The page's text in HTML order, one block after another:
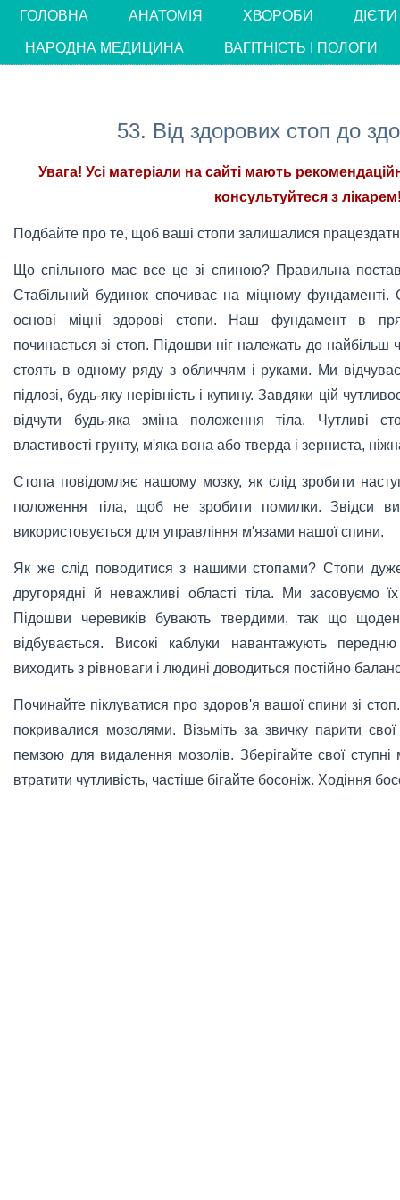
ГОЛОВНА АНАТОМІЯ ХВОРОБИ ДІЄТИ
НАРОДНА МЕДИЦИНА ВАГІТНІСТЬ І ПОЛОГИ
53. Від здорових стоп до
Увага! Усі матеріали на сайті мають
консультуйтеся з
Подбайте про те, щоб ваші стопи залишалися
Що спільного має все це зі спиною? Правильна
Стабільний будинок спочиває на міцному фундаменті.
основі міцні здорові стопи. Наш фундамент в
починається зі стоп. Підошви ніг належать до найбільш
стоять в одному ряду з обличчям і руками. Ми
підлозі, будь-яку нерівність і купину. Завдяки цій
відчути будь-яка зміна положення тіла. Чутливі
властивості грунту, м'яка вона або тверда і зерниста,
Стопа повідомляє нашому мозку, як слід зробити
положення тіла, щоб не зробити помилки. Звідси
використовується для управління м'язами нашої спини.
Як же слід поводитися з нашими стопами? Стопи
другорядні й неважливі області тіла. Ми засовуємо
Підошви черевиків бувають твердими, так що
відбувається. Високі каблуки навантажують
виходить з рівноваги і людині доводиться постійно
Починайте піклуватися про здоров'я вашої спини зі
покривалися мозолями. Візьміть за звичку парити
пемзою для видалення мозолів. Зберігайте свої
втратити чутливість, частіше бігайте босоніж. Ходіння